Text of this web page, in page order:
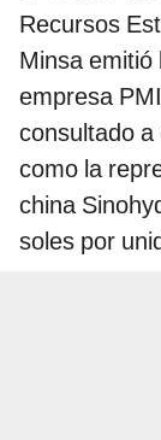
Recursos
Minsa emitió
empresa
consultado
como la
china
soles por